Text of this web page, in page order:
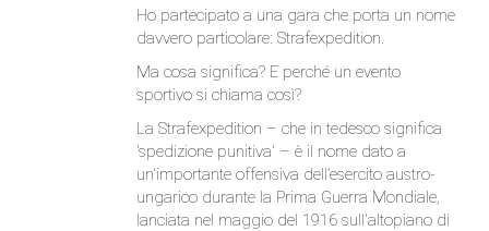
Ho partecipato a una gara che porta un nome
davvero particolare: Strafexpedition.
Ma cosa significa? E perché un evento
sportivo si chiama così?
La Strafexpedition – che in tedesco significa
'spedizione punitiva' – è il nome dato a
un'importante offensiva dell’esercito austro-
ungarico durante la Prima Guerra Mondiale,
lanciata nel maggio del 1916 sull'altopiano di